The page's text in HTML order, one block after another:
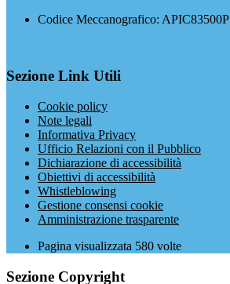
Codice Meccanografico: APIC83500P
Sezione Link Utili
Cookie policy
Note legali
Informativa Privacy
Ufficio Relazioni con il Pubblico
Dichiarazione di accessibilità
Obiettivi di accessibilità
Whistleblowing
Gestione consensi cookie
Amministrazione trasparente
Pagina visualizzata 580 volte
Sezione Copyright